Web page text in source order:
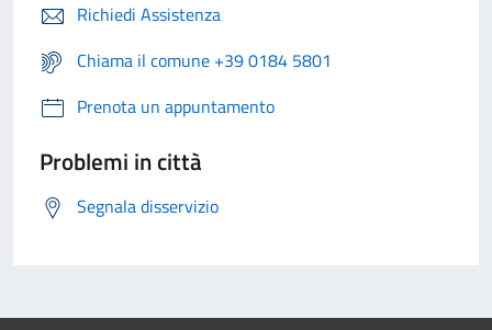
Richiedi Assistenza
Chiama il comune +39 0184 5801
Prenota un appuntamento
Problemi in città
Segnala disservizio